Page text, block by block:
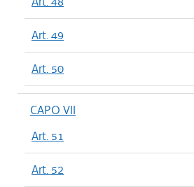
Art. 49
Art. 50
CAPO VII
Art. 51
Art. 52